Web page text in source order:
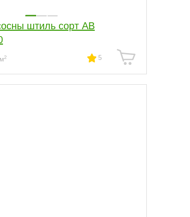
штиль сорт АВ
2 5